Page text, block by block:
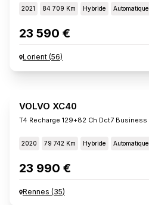
2021 84 709 Km Hybride Automatique
23 590 €
Lorient (56)
VOLVO XC40
T4 Recharge 129+82 Ch Dct7 Business
2020 79 742 Km Hybride Automatique
23 990 €
Rennes (35)